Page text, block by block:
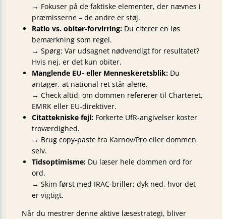
→ Fokuser på de faktiske elementer, der nævnes i
præmisserne – de andre er støj.
Ratio vs. obiter-forvirring: Du citerer en løs
bemærkning som regel.
→ Spørg: Var udsagnet nødvendigt for resultatet?
Hvis nej, er det kun obiter.
Manglende EU- eller Menneskeretsblik: Du
antager, at national ret står alene.
→ Check altid, om dommen refererer til Charteret,
EMRK eller EU-direktiver.
Citattekniske fejl: Forkerte UfR-angivelser koster
troværdighed.
→ Brug copy-paste fra Karnov/Pro eller dommen
selv.
Tidsoptimisme: Du læser hele dommen ord for
ord.
→ Skim først med IRAC-briller; dyk ned, hvor det
er vigtigt.
Når du mestrer denne aktive læsestrategi, bliver